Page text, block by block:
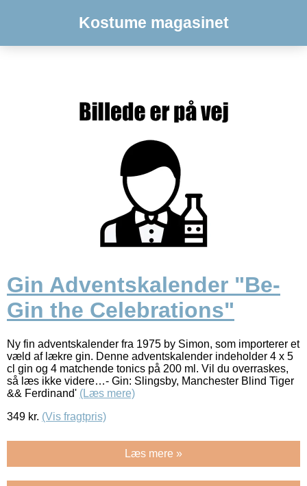
Kostume magasinet
Gin Adventskalender "Be-
Gin the Celebrations"
Ny fin adventskalender fra 1975 by Simon, som importerer et
væld af lækre gin. Denne adventskalender indeholder 4 x 5
cl gin og 4 matchende tonics på 200 ml. Vil du overraskes,
så læs ikke videre…- Gin: Slingsby, Manchester Blind Tiger
&& Ferdinand' (Læs mere)
349 kr. (Vis fragtpris)
Læs mere »